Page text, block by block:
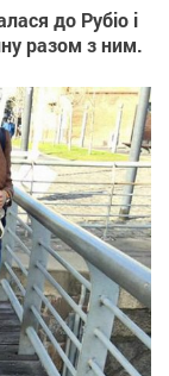
до Рубіо і
разом з ним.